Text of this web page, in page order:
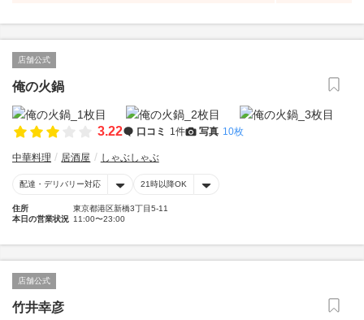
店舗公式
俺の火鍋
3.22 口コミ 1件 写真 10枚
中華料理 居酒屋 しゃぶしゃぶ
配達・デリバリー対応 21時以降OK
住所
東京都港区新橋3丁目5-11
本日の営業状況 11:00〜23:00
店舗公式
竹井幸彦